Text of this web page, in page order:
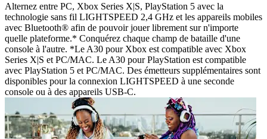
Alternez entre PC, Xbox Series X|S, PlayStation 5 avec la
technologie sans fil LIGHTSPEED 2,4 GHz et les appareils mobiles
avec Bluetooth® afin de pouvoir jouer librement sur n'importe
quelle plateforme.* Conquérez chaque champ de bataille d'une
console à l'autre. *Le A30 pour Xbox est compatible avec Xbox
Series X|S et PC/MAC. Le A30 pour PlayStation est compatible
avec PlayStation 5 et PC/MAC. Des émetteurs supplémentaires sont
disponibles pour la connexion LIGHTSPEED à une seconde
console ou à des appareils USB-C.